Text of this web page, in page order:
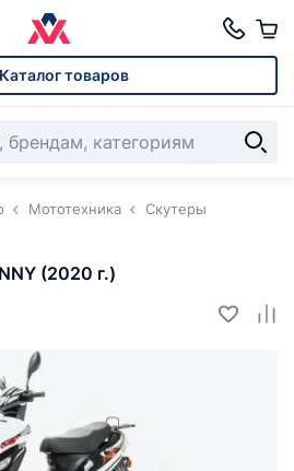
Каталог товаров
Мототехника
Скутеры
(2020 г.)